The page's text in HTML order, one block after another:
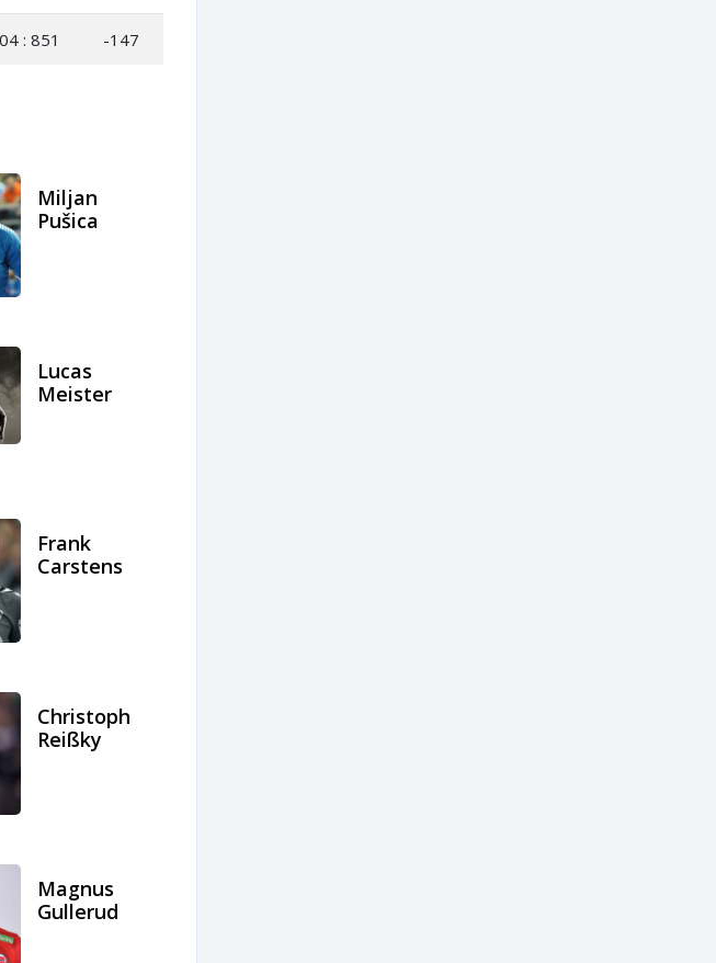
: 851 -147
Miljan
Pušica
Lucas
Meister
Frank
Carstens
Christoph
Reißky
Magnus
Gullerud